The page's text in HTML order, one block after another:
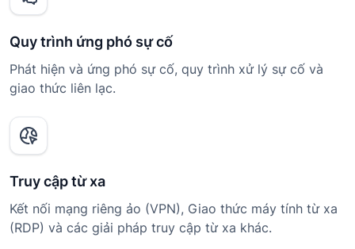
Quy trình ứng phó sự cố
Phát hiện và ứng phó sự cố, quy trình xử lý sự cố và
giao thức liên lạc.
Truy cập từ xa
Kết nối mạng riêng ảo (VPN), Giao thức máy tính từ xa
(RDP) và các giải pháp truy cập từ xa khác.